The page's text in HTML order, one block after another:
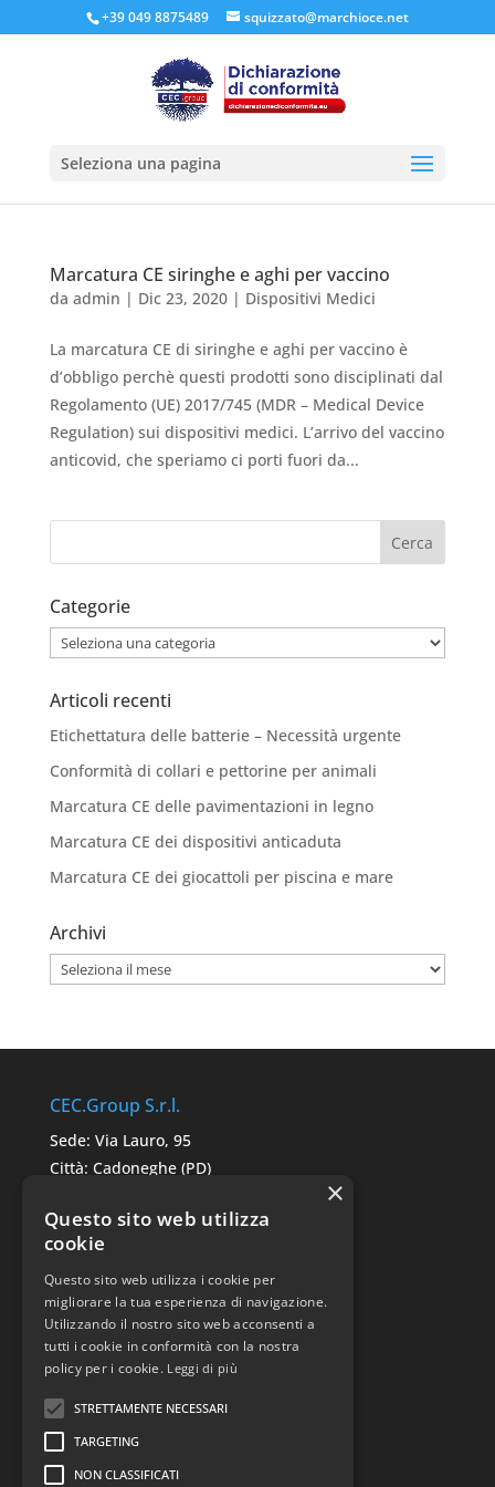
+39 049 8875489 squizzato@marchioce.net
Seleziona una pagina
Marcatura CE siringhe e aghi per vaccino
da admin | Dic 23, 2020| Dispositivi Medici
La marcatura CE di siringhe e aghi per vaccino è
d’obbligo perchè questi prodotti sono disciplinati dal
Regolamento (UE) 2017/745 (MDR – Medical Device
Regulation) sui dispositivi medici. L’arrivo del vaccino
anticovid, che speriamo ci porti fuori da...
Categorie
Categorie
Articoli recenti
Etichettatura delle batterie – Necessità urgente
Conformità di collari e pettorine per animali
Marcatura CE delle pavimentazioni in legno
Marcatura CE dei dispositivi anticaduta
Marcatura CE dei giocattoli per piscina e mare
Archivi
Archivi
CEC.Group S.r.l.
Sede: Via Lauro, 95
Città: Cadoneghe (PD)
P.IVA: 05291680287
Link Utili
Sitemap
Privacy Police
×
Questo sito web utilizza
cookie
Questo sito web utilizza i cookie per
migliorare la tua esperienza di navigazione.
Utilizzando il nostro sito web acconsenti a
tutti i cookie in conformità con la nostra
policy per i cookie. Leggi di più
STRETTAMENTE NECESSARI
TARGETING
NON CLASSIFICATI